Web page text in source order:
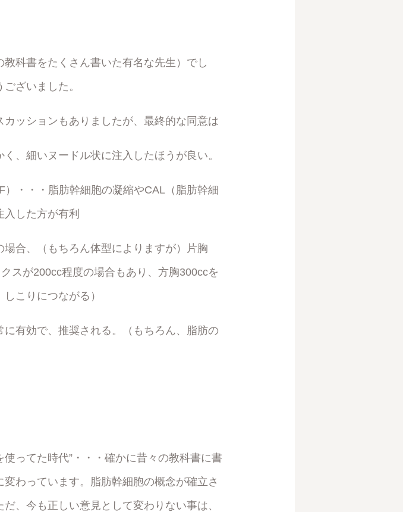
科書をたくさん書いた有名な先生）でし
ざいました。
ッションもありましたが、最終的な同意は
、細いヌードル状に注入したほうが良い。
・・・脂肪幹細胞の凝縮やCAL（脂肪幹細
した方が有利
合、（もちろん体型によりますが）片胸
スが200cc程度の場合もあり、方胸300ccを
こりにつながる）
有効で、推奨される。（もちろん、脂肪の
ってた時代”・・・確かに昔々の教科書に書
わっています。脂肪幹細胞の概念が確立さ
、今も正しい意見として変わりない事は、